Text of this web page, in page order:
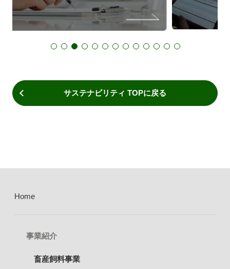
サステナビリティ TOPに戻る
Home
事業紹介
畜産飼料事業